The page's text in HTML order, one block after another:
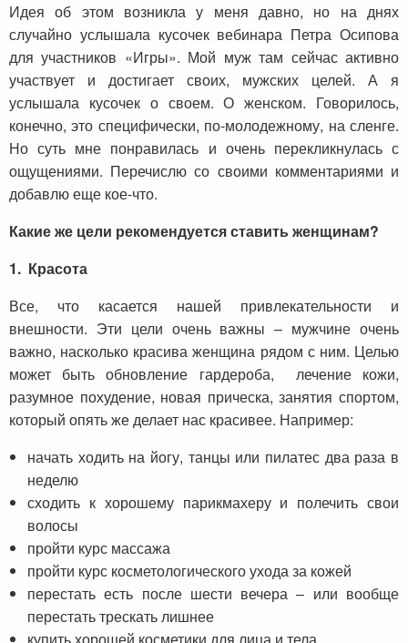
Идея об этом возникла у меня давно, но на днях
случайно услышала кусочек вебинара Петра Осипова
для участников «Игры». Мой муж там сейчас активно
участвует и достигает своих, мужских целей. А я
услышала кусочек о своем. О женском. Говорилось,
конечно, это специфически, по-молодежному, на сленге.
Но суть мне понравилась и очень перекликнулась с
ощущениями. Перечислю со своими комментариями и
добавлю еще кое-что.
Какие же цели рекомендуется ставить женщинам?
1. Красота
Все, что касается нашей привлекательности и
внешности. Эти цели очень важны – мужчине очень
важно, насколько красива женщина рядом с ним. Целью
может быть обновление гардероба, лечение кожи,
разумное похудение, новая прическа, занятия спортом,
который опять же делает нас красивее. Например:
начать ходить на йогу, танцы или пилатес два раза в
неделю
сходить к хорошему парикмахеру и полечить свои
волосы
пройти курс массажа
пройти курс косметологического ухода за кожей
перестать есть после шести вечера – или вообще
перестать трескать лишнее